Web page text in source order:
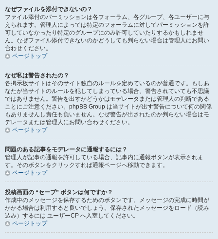
なぜファイルを添付できないの？
ファイル添付のパーミッションは各フォーラム、各グループ、各ユーザーに与
えられます。管理人によっては特定のフォーラムに対してパーミッションを許
可していなかったり特定のグループにのみ許可していたりするかもしれませ
ん。なぜファイル添付できないのかどうしても判らない場合は管理人にお問い
合わせください。
ページトップ
なぜ私は警告されたの？
各掲示板サイトはそのサイト独自のルールを定めているのが普通です。もしあ
なたが当サイトのルールを犯してしまっている場合、警告されていても不思議
ではありません。警告を出すかどうかはモデレータまたは管理人の判断である
ことにご注意ください。phpBB Group は当サイトが出す警告について何の関係
もありませんし責任も負いません。なぜ警告が出されたのか判らない場合はモ
デレータまたは管理人にお問い合わせください。
ページトップ
問題のある記事をモデレータに通報するには？
管理人が記事の通報を許可している場合、記事内に通報ボタンが表示されま
す。そのボタンをクリックすれば通報ページへ移動できます。
ページトップ
投稿画面の “セーブ” ボタンは何ですか？
作成中のメッセージを保存するためのボタンです。メッセージの完成に時間が
かかる場合は利用すると良いでしょう。保存されたメッセージをロード（読み
込み）するには ユーザーCP へ入室してください。
ページトップ